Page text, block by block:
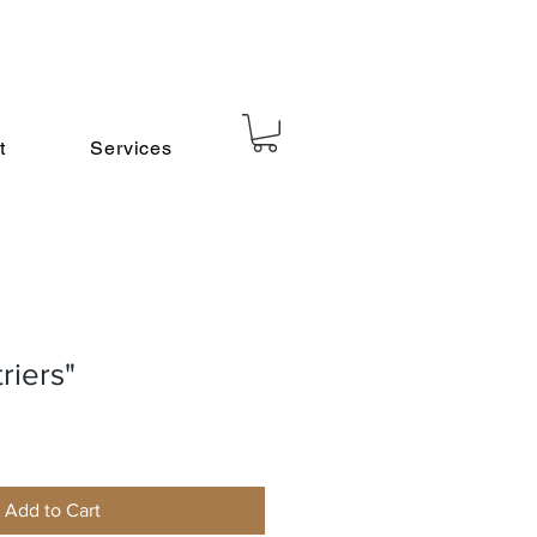
Services
Add to Cart